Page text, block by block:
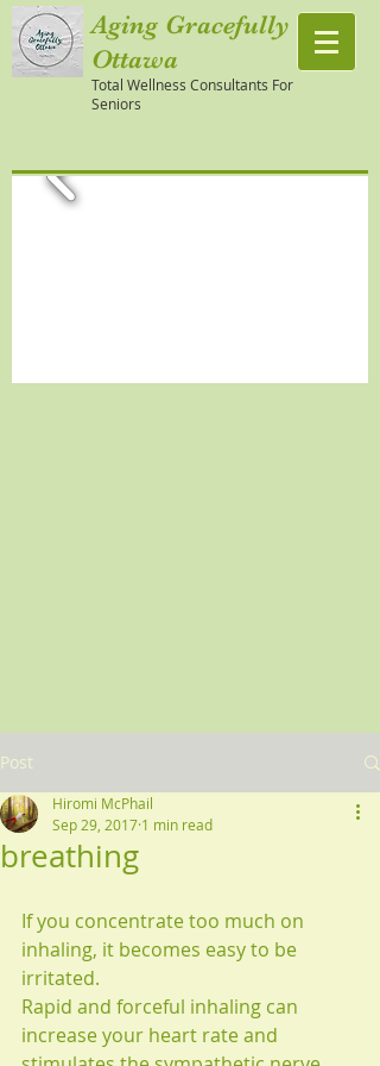
Aging Gracefully
Ottawa
Total Wellness Consultants For
Seniors
Post
breathing
Hiromi McPhail
Sep 29, 2017 1 min read
If you concentrate too much on
inhaling, it becomes easy to be
irritated.
Rapid and forceful inhaling can
increase your heart rate and